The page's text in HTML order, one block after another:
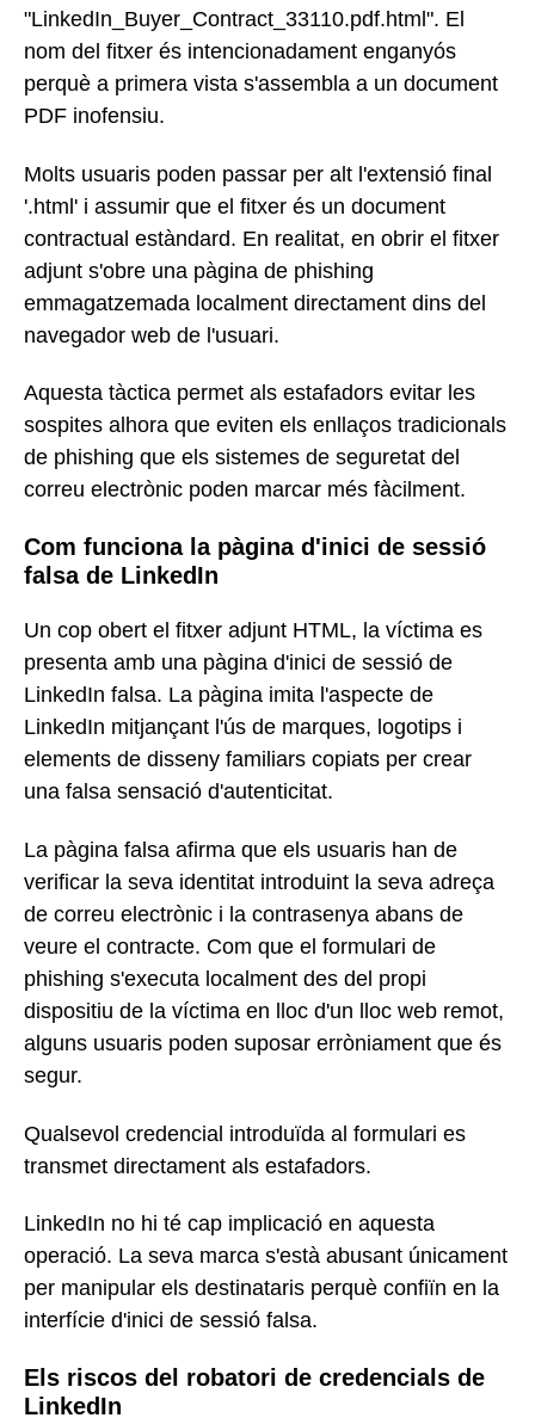
"LinkedIn_Buyer_Contract_33110.pdf.html". El
nom del fitxer és intencionadament enganyós
perquè a primera vista s'assembla a un document
PDF inofensiu.
Molts usuaris poden passar per alt l'extensió final
'.html' i assumir que el fitxer és un document
contractual estàndard. En realitat, en obrir el fitxer
adjunt s'obre una pàgina de phishing
emmagatzemada localment directament dins del
navegador web de l'usuari.
Aquesta tàctica permet als estafadors evitar les
sospites alhora que eviten els enllaços tradicionals
de phishing que els sistemes de seguretat del
correu electrònic poden marcar més fàcilment.
Com funciona la pàgina d'inici de sessió
falsa de LinkedIn
Un cop obert el fitxer adjunt HTML, la víctima es
presenta amb una pàgina d'inici de sessió de
LinkedIn falsa. La pàgina imita l'aspecte de
LinkedIn mitjançant l'ús de marques, logotips i
elements de disseny familiars copiats per crear
una falsa sensació d'autenticitat.
La pàgina falsa afirma que els usuaris han de
verificar la seva identitat introduint la seva adreça
de correu electrònic i la contrasenya abans de
veure el contracte. Com que el formulari de
phishing s'executa localment des del propi
dispositiu de la víctima en lloc d'un lloc web remot,
alguns usuaris poden suposar erròniament que és
segur.
Qualsevol credencial introduïda al formulari es
transmet directament als estafadors.
LinkedIn no hi té cap implicació en aquesta
operació. La seva marca s'està abusant únicament
per manipular els destinataris perquè confiïn en la
interfície d'inici de sessió falsa.
Els riscos del robatori de credencials de
LinkedIn